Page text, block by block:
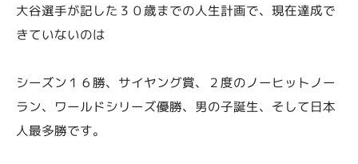
大谷選手が記した３０歳までの人生計画で、現在達成で
きていないのは
シーズン１６勝、サイヤング賞、２度のノーヒットノー
ラン、ワールドシリーズ優勝、男の子誕生、そして日本
人最多勝です。